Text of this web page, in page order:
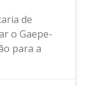
de
o Gaepe-
para a